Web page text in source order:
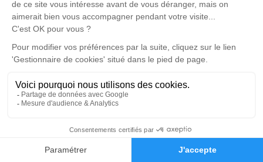
Faire-part Hommages
Cérémonie
Recueillement
01150 Blyes
Je rends hommage